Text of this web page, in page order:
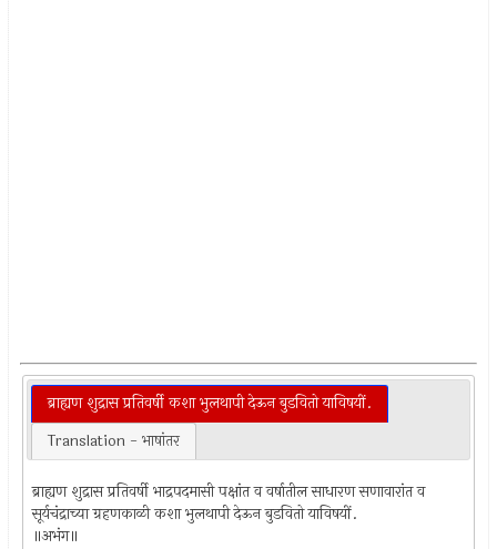
ब्राह्यण शुद्रास प्रतिवर्षी कशा भुलथापी देऊन बुडवितो याविषयीं.
Translation - भाषांतर
ब्राह्यण शुद्रास प्रतिवर्षी भाद्रपदमासी पक्षांत व वर्षातील साधारण सणावारांत व
सूर्यचंद्राच्या ग्रहणकाळी कशा भुलथापी देऊन बुडवितो याविषयीं.
॥अभंग॥